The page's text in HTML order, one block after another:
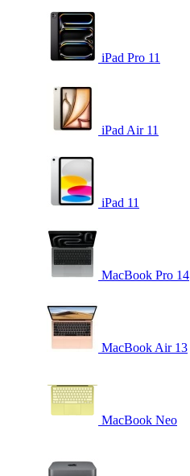
iPad Pro 11
iPad Air 11
iPad 11
MacBook Pro 14
MacBook Air 13
MacBook Neo